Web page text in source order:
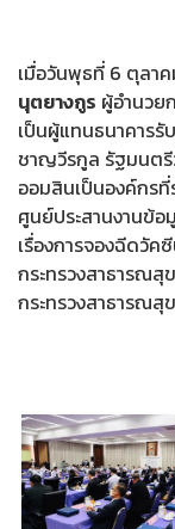
เมื่อวันพุธที่ 6 ตุลา
นุตยางกูร ผู้อำนวย
เป็นผู้แทนธนาคาร
ชาญวีรกูล รัฐมนตรี
ออมสินเป็นองค์กร
ศูนย์ประสานงานข้
เรื่องการจองฉีดวัค
กระทรวงสาธารณ
กระทรวงสาธารณสุ